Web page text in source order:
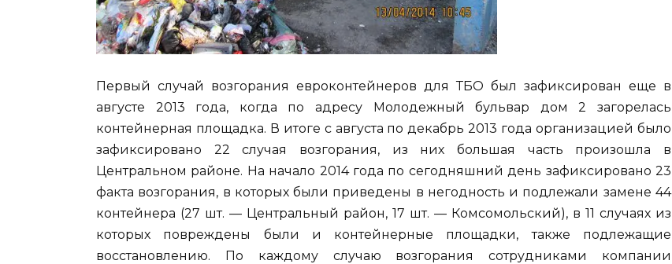
Первый случай возгорания евроконтейнеров для ТБО был зафиксирован еще в
августе 2013 года, когда по адресу Молодежный бульвар дом 2 загорелась
контейнерная площадка. В итоге с августа по декабрь 2013 года организацией было
зафиксировано 22 случая возгорания, из них большая часть произошла в
Центральном районе. На начало 2014 года по сегодняшний день зафиксировано 23
факта возгорания, в которых были приведены в негодность и подлежали замене 44
контейнера (27 шт. — Центральный район, 17 шт. — Комсомольский), в 11 случаях из
которых повреждены были и контейнерные площадки, также подлежащие
восстановлению. По каждому случаю возгорания сотрудниками компании